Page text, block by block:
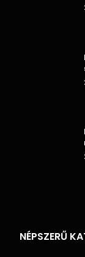
NÉPSZERŰ